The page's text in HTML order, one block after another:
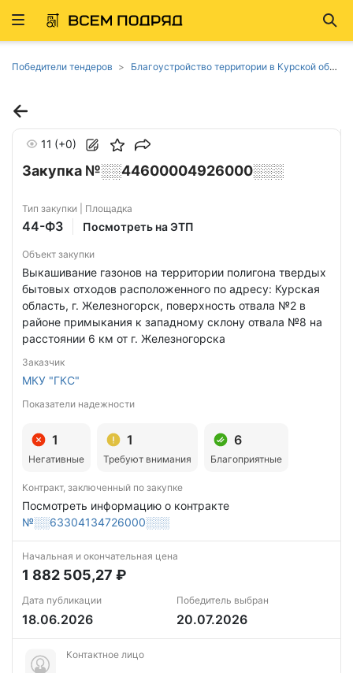
Развернуть
Победители тендеров Благоустройство территории в Курской области
Закупка №░░44600004926000░░░
11 (+0)
Тип закупки | Площадка
44-ФЗ Посмотреть на ЭТП
Объект закупки
Выкашивание газонов на территории полигона твердых
бытовых отходов расположенного по адресу: Курская
область, г. Железногорск, поверхность отвала №2 в
районе примыкания к западному склону отвала №8 на
расстоянии 6 км от г. Железногорска
Заказчик
МКУ "ГКС"
Показатели надежности
1
Негативные
1
Требуют внимания
6
Благоприятные
Контракт, заключенный по закупке
Посмотреть информацию о контракте
№░░63304134726000░░░
Начальная и окончательная цена
1 882 505,27 ₽
Дата публикации
18.06.2026
Победитель выбран
20.07.2026
Контактное лицо